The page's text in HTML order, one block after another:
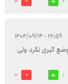
۲۲:۵۹ - ۱۴۰۴/۰۹/۱۴
مردم ایران موضع گیری نکرد ولی
1
0